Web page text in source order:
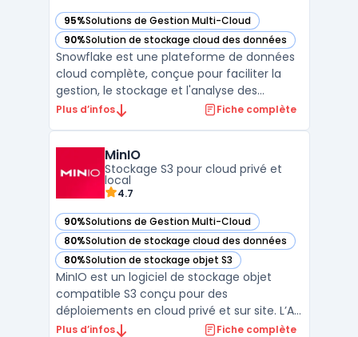
95%Solutions de Gestion Multi-Cloud
— voir Snowflake dans cette catégorie
90%Solution de stockage cloud des données
— voir Snowflake dans cette catégorie
Snowflake est une plateforme de données
cloud complète, conçue pour faciliter la
gestion, le stockage et l'analyse des
données à grande échelle. Grâce à son
données sur AWS, Microsoft Azure, ou
Google Cloud, facilitant ains ...
Plus d’infos Fiche complète
MinIO
Stockage S3 pour cloud privé et
local
4.7
90%Solutions de Gestion Multi-Cloud
— voir MinIO dans cette catégorie
80%Solution de stockage cloud des données
— voir MinIO dans cette catégorie
80%Solution de stockage objet S3
— voir MinIO dans cette catégorie
MinIO est un logiciel de stockage objet
compatible S3 conçu pour des
déploiements en cloud privé et sur site. L’API
S3 facilite l’intégration avec outils de
Plus d’infos Fiche complète